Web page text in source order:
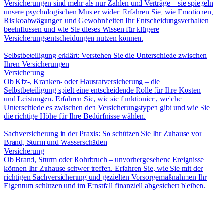
Versicherungen sind mehr als nur Zahlen und Verträge – sie spiegeln
unsere psychologischen Muster wider. Erfahren Sie, wie Emotionen,
Risikoabwägungen und Gewohnheiten Ihr Entscheidungsverhalten
beeinflussen und wie Sie dieses Wissen für klügere
Versicherungsentscheidungen nutzen können.
Selbstbeteiligung erklärt: Verstehen Sie die Unterschiede zwischen
Ihren Versicherungen
Versicherung
Ob Kfz-, Kranken- oder Hausratversicherung – die
Selbstbeteiligung spielt eine entscheidende Rolle für Ihre Kosten
und Leistungen. Erfahren Sie, wie sie funktioniert, welche
Unterschiede es zwischen den Versicherungstypen gibt und wie Sie
die richtige Höhe für Ihre Bedürfnisse wählen.
Sachversicherung in der Praxis: So schützen Sie Ihr Zuhause vor
Brand, Sturm und Wasserschäden
Versicherung
Ob Brand, Sturm oder Rohrbruch – unvorhergesehene Ereignisse
können Ihr Zuhause schwer treffen. Erfahren Sie, wie Sie mit der
richtigen Sachversicherung und gezielten Vorsorgemaßnahmen Ihr
Eigentum schützen und im Ernstfall finanziell abgesichert bleiben.